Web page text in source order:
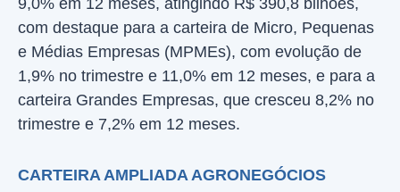
9,0% em 12 meses, atingindo R$ 390,8 bilhões,
com destaque para a carteira de Micro, Pequenas
e Médias Empresas (MPMEs), com evolução de
1,9% no trimestre e 11,0% em 12 meses, e para a
carteira Grandes Empresas, que cresceu 8,2% no
trimestre e 7,2% em 12 meses.
CARTEIRA AMPLIADA AGRONEGÓCIOS